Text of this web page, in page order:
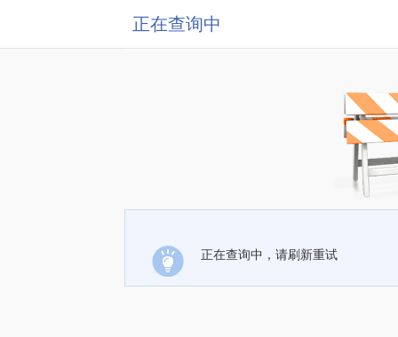
正在查询中
正在查询中，请刷新重试